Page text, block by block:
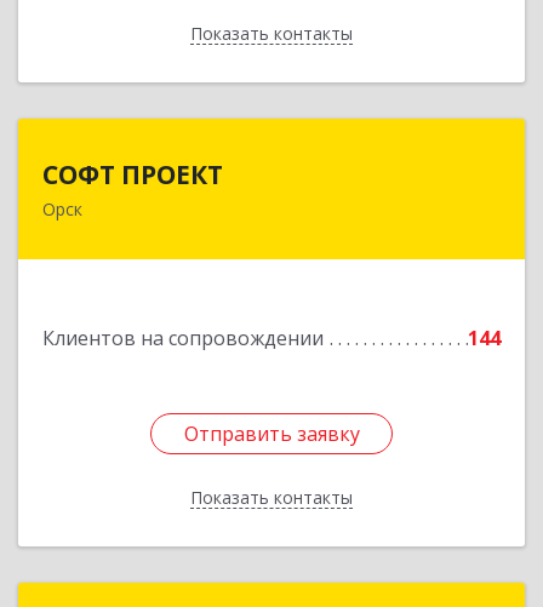
Показать контакты
Назад
СОФТ ПРОЕКТ
Орск
Клиентов на сопровождении 144
Отправить заявку
Показать контакты
Отправить заявку
Назад